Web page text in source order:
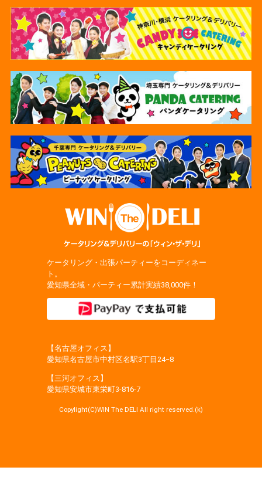
ケータリング・出張パーティーをコーディネー
ト。
愛知県全域・パーティー累計実績38,000件！
【名古屋オフィス】
愛知県名古屋市中村区名駅3丁目24−8
【三河オフィス】
愛知県安城市東栄町3‐816‐7
Copylight(C)WIN The DELI All right reserved.(k)